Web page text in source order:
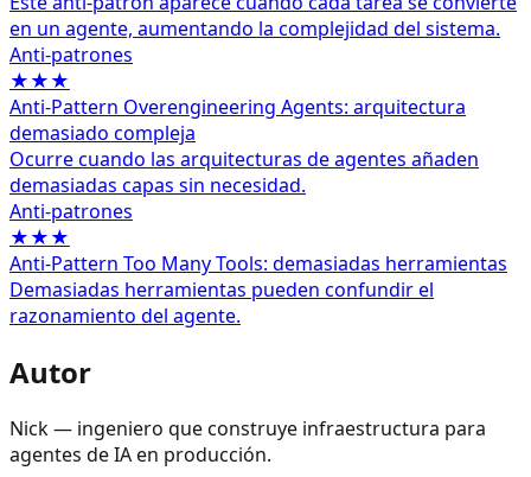
en un agente, aumentando la complejidad del sistema.
Anti‑patrones
★★★
Anti-Pattern Overengineering Agents: arquitectura
demasiado compleja
Ocurre cuando las arquitecturas de agentes añaden
demasiadas capas sin necesidad.
Anti‑patrones
★★★
Anti-Pattern Too Many Tools: demasiadas herramientas
Demasiadas herramientas pueden confundir el
razonamiento del agente.
Autor
Nick — ingeniero que construye infraestructura para
agentes de IA en producción.